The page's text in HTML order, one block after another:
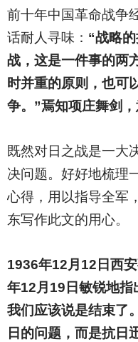
前十年中国革命战争
话耐人寻味： “战略
战，这是一件事的两
时并重的原则，也可
争。”焉知项庄舞剑
既然对日之战是一大
决问题。好好地梳理
心得，用以指导全军
东写作此文的用心。
1936年12月12日西
年12月19日敏锐地指
我们应该说是结束了
日的问题，而是抗日